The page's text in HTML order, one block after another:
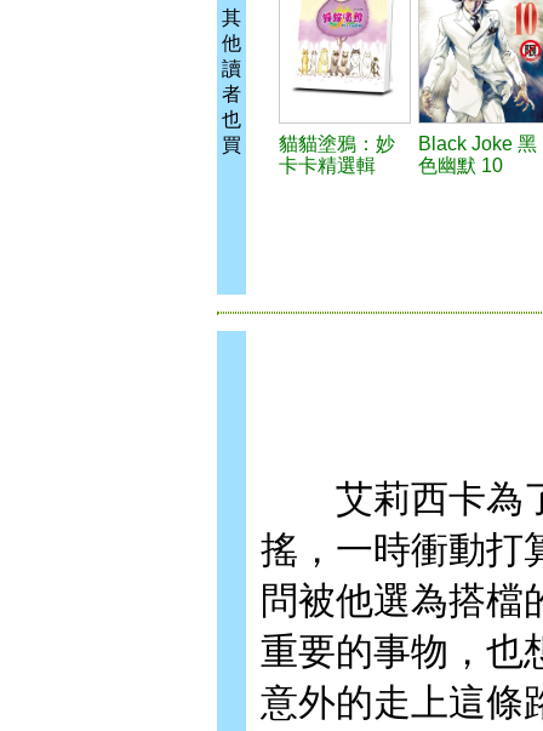
其
他
讀
者
也
買
貓貓塗鴉：妙
卡卡精選輯
Black Joke 黑
色幽默 10
艾莉西卡為了
搖，一時衝動打
問被他選為搭檔
重要的事物，也
意外的走上這條